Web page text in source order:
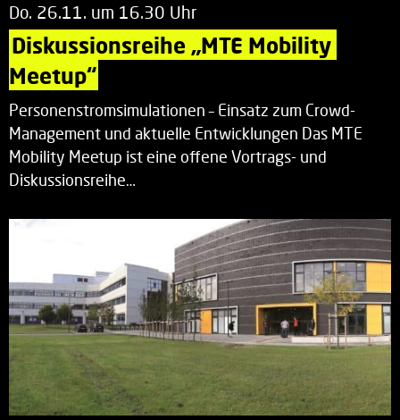
Do. 26.11. um 16.30 Uhr
Diskussionsreihe „MTE Mobility
Meetup“
Personenstromsimulationen – Einsatz zum Crowd-
Management und aktuelle Entwicklungen Das MTE
Mobility Meetup ist eine offene Vortrags- und
Diskussionsreihe…